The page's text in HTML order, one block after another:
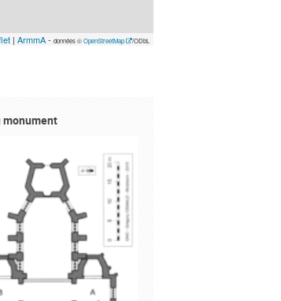
| ArmmA- données ©OpenStreetMap /ODbL
monument